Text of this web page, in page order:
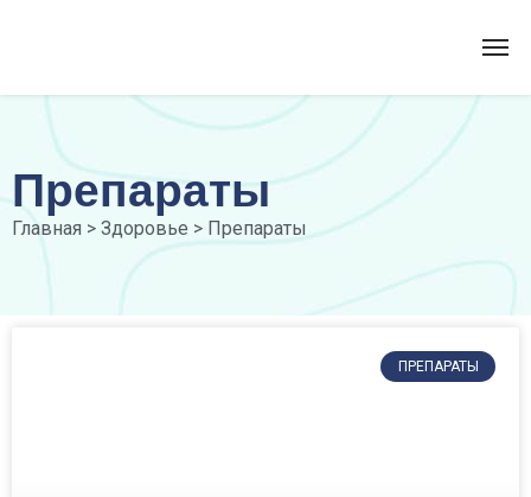
Препараты
Главная > Здоровье > Препараты
ПРЕПАРАТЫ